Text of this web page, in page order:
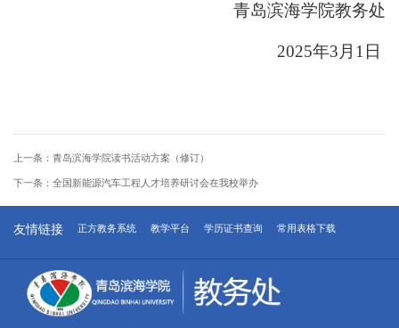
青岛滨海学院教务处
2025年3月 1 日
上一条： 青岛滨海学院读书活动方案（修订）
下一条： 全国新能源汽车工程人才培养研讨会在我校举办
友情链接 正方教务系统 教学平台 学历证书查询 常用表格下载